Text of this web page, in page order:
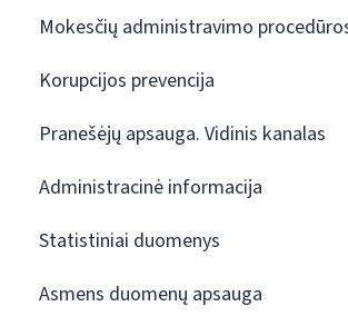
Mokesčių administravimo
Korupcijos prevencija
Pranešėjų apsauga. Vidinis kanalas
Administracinė informacija
Statistiniai duomenys
Asmens duomenų apsauga